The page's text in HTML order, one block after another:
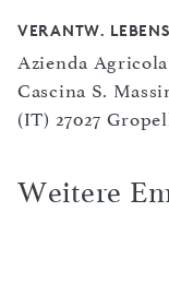
VERANTW.
Azienda
Cascina S.
(IT) 27027
Weitere